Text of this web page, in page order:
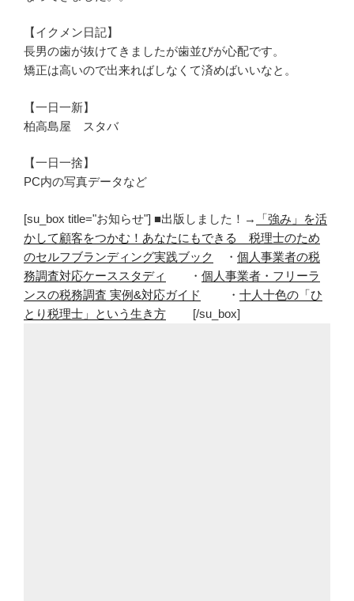
【イクメン日記】
長男の歯が抜けてきましたが歯並びが心配です。
矯正は高いので出来ればしなくて済めばいいなと。
【一日一新】
柏高島屋 スタバ
【一日一捨】
PC内の写真データなど
[su_box title="お知らせ"] ■出版しました！→
「強み」を活
かして顧客をつかむ！あなたにもできる 税理士のため
のセルフブランディング実践ブック
・ 個人事業者の税
務調査対応ケーススタディ
・ 個人事業者・フリーラ
ンスの税務調査 実例&対応ガイド
・ 十人十色の「ひ
とり税理士」という生き方 [/su_box]